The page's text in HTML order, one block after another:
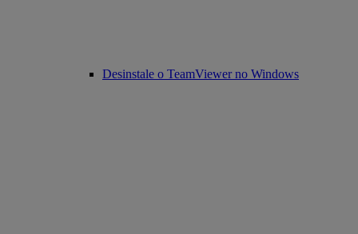
Desinstale o TeamViewer no Windows